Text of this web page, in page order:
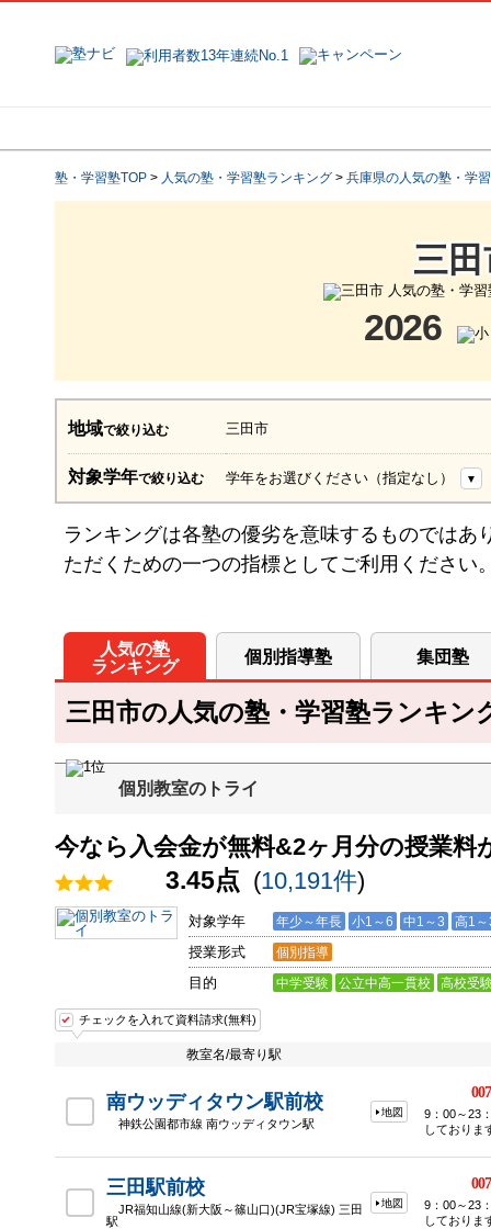
塾・学習塾TOP > 人気の塾・学習塾ランキング > 兵庫県の人気の塾・学
三田
2026
地域で絞り込む 三田市
対象学年で絞り込む 学年をお選びください（指定なし）
ランキングは各塾の優劣を意味するものではあ
ただくための一つの指標としてご利用ください
人気の塾
ランキング
個別指導塾 集団塾
三田市の人気の塾・学習塾ランキン
個別教室のトライ
今なら入会金が無料&2ヶ月分の授業料
3.45点 (10,191件)
対象学年 年少～年長 小1～6 中1～3 高1
授業形式 個別指導
目的 中学受験 公立中高一貫校 高校受
チェックを入れて資料請求(無料)
教室名/最寄り駅
南ウッディタウン駅前校
神鉄公園都市線 南ウッディタウン駅
地図
9：00～23
しておりま
三田駅前校
JR福知山線(新大阪～篠山口)(JR宝塚線) 三田
駅
地図
9：00～23
しておりま